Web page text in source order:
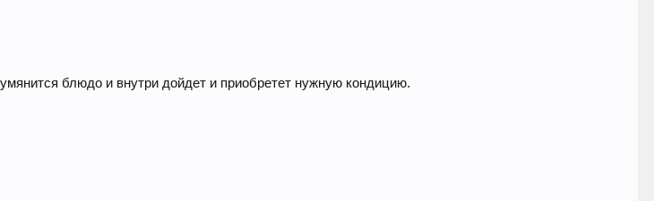
блюдо и внутри дойдет и приобретет нужную кондицию.